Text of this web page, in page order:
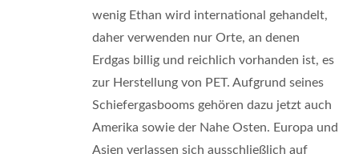
wenig Ethan wird international gehandelt,
daher verwenden nur Orte, an denen
Erdgas billig und reichlich vorhanden ist, es
zur Herstellung von PET. Aufgrund seines
Schiefergasbooms gehören dazu jetzt auch
Amerika sowie der Nahe Osten. Europa und
Asien verlassen sich ausschließlich auf